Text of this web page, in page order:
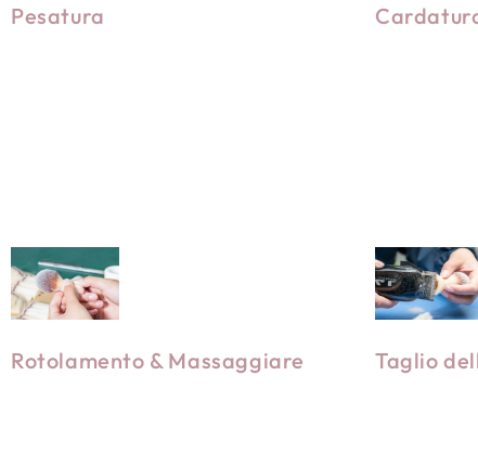
Pesatura
setole
Rotolamento & Massaggiare Taglio